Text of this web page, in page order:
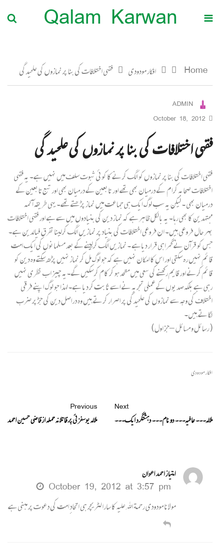
Qalam Karwan
Home افکار مودودی فقہی اختلافات کی بنا پر نمازوں کی علحیدگی
ADMIN
October 18, 2012
فقہی اختلافات کی بنا پر نمازوں کی علحیدگی
فقہی اختلافات کی بنا پر نمازوں کو الگ کرنے کا کوئی ثبوت سلف میں نہیں ہے۔ یہ فقہی
اختلافات صحابہ کرام کے درمیان بھی تھے اور تابعین کے درمیان بھی اور تبع تابعین کے
درمیان بھی ۔ لیکن یہ سب لوگ ایک ہی جماعت میں نماز پڑھتے تھے۔ یہی طریقہ آئمہ
مجتہدین کا بھی رہا۔ یہ بالکل ظاہر ہے کہ نماز دین کی بنیادوں میں سے ہے اور فقہی اختلافات
بہر حال فروعی ہیں۔ ان فروعی اختلافات کی بنیاد پر نمازیں الگ کرلینا تفرق فیالدین ہے۔
جس کو قرآن نے گمراہی قرار دیاہے ۔ نمازیں الگ کرلینے کے بعد مسلمانوں کی ایک امت
قائم نہیں رہ سکتی اور اس کا امکان نہیں ہے کہ جو لوگ مل کر نماز نہیں پڑھ سکتے وہ دین کو
قائم کرنے اور قایم رکھنے کی سعی میں متحد ہو کر کام کرسکیں گے۔یہ چیز اب نظری نہیں
رہی ہے بلکہ صدیوں کے عملی تجربہ نے اسے ثابت کر دیا ہے۔ لہذا جو لوگ اپنے فرقی
اختلاف کی وجہ سے نمازوں کی علحیدگی پر اصرار کرتے ہیں وہ دراصل دین کی جڑ پر ضرب
لگاتے ہیں۔
( رسائل و مسائل – جز اول)
افکار مودودی
Previous
ملالہ یوسفزئی پر قاتلانہ حملہ از قاضی حسین احمد
Next
ملالہ۔۔۔ عافیہ۔۔۔ دو نام۔۔۔ دہشتگرد ایک۔۔۔
امتیاز احمد اعوان
October 19, 2012 at 3:57 pm
مولانا مودودی رحمة اﷲ علیہ کا سارا لٹریچر ہی اتحادٕ امت کی دعوت پر مبنی ہے